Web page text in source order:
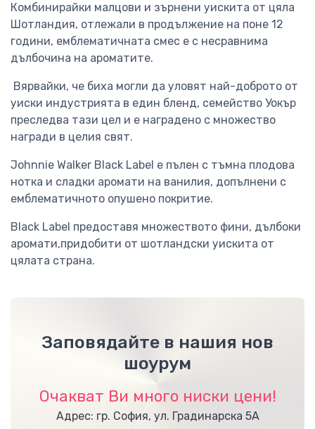
Комбинирайки малцови и зърнени уискита от цяла
Шотландия, отлежали в продължение на поне 12
години, емблематичната смес е с несравнима
дълбочина на ароматите.
Вярвайки, че биха могли да уловят най-доброто от
уиски индустрията в един бленд, семейство Уокър
преследва тази цел и е наградено с множество
награди в целия свят.
Johnnie Walker Black Label е пълен с тъмна плодова
нотка и сладки аромати на ванилия, допълнени с
емблематичното опушено покритие.
Black Label предоставя множеството фини, дълбоки
аромати,придобити от шотландски уискита от
цялата страна.
Заповядайте в нашия нов
шоурум
Очакват Ви много ниски цени!
Адрес: гр. София, ул. Градинарска 5А